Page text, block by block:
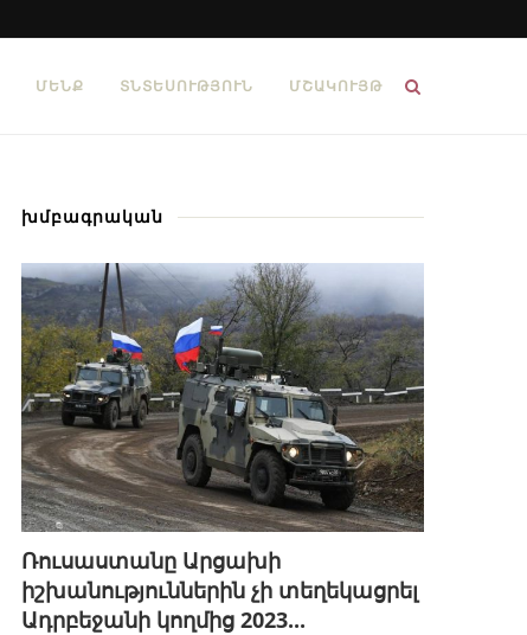
ՄԵՆՔ ՏՆՏԵՍՈՒԹՅՈՒՆ ՄՇԱԿՈՒՅԹ
խմբագրական
Ռուսաստանը Արցախի
իշխանություններին չի տեղեկացրել
Ադրբեջանի կողմից 2023...